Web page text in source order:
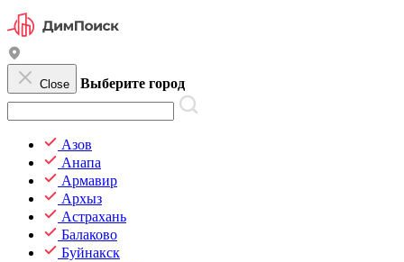
Close Выберите город
Азов
Анапа
Армавир
Архыз
Астрахань
Балаково
Буйнакск